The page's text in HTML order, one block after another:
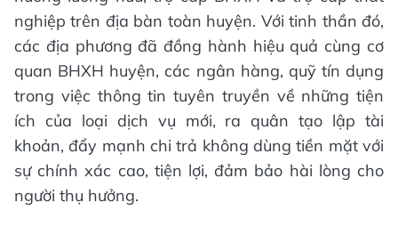
nghiệp trên địa bàn toàn huyện. Với tinh thần đó,
các địa phương đã đồng hành hiệu quả cùng cơ
quan BHXH huyện, các ngân hàng, quỹ tín dụng
trong việc thông tin tuyên truyền về những tiện
ích của loại dịch vụ mới, ra quân tạo lập tài
khoản, đẩy mạnh chi trả không dùng tiền mặt với
sự chính xác cao, tiện lợi, đảm bảo hài lòng cho
người thụ hưởng.